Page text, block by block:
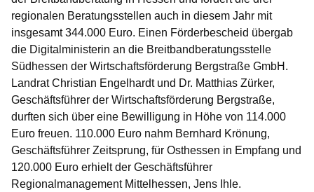
regionalen Beratungsstellen auch in diesem Jahr mit
insgesamt 344.000 Euro. Einen Förderbescheid übergab
die Digitalministerin an die Breitbandberatungsstelle
Südhessen der Wirtschaftsförderung Bergstraße GmbH.
Landrat Christian Engelhardt und Dr. Matthias Zürker,
Geschäftsführer der Wirtschaftsförderung Bergstraße,
durften sich über eine Bewilligung in Höhe von 114.000
Euro freuen. 110.000 Euro nahm Bernhard Krönung,
Geschäftsführer Zeitsprung, für Osthessen in Empfang und
120.000 Euro erhielt der Geschäftsführer
Regionalmanagement Mittelhessen, Jens Ihle.